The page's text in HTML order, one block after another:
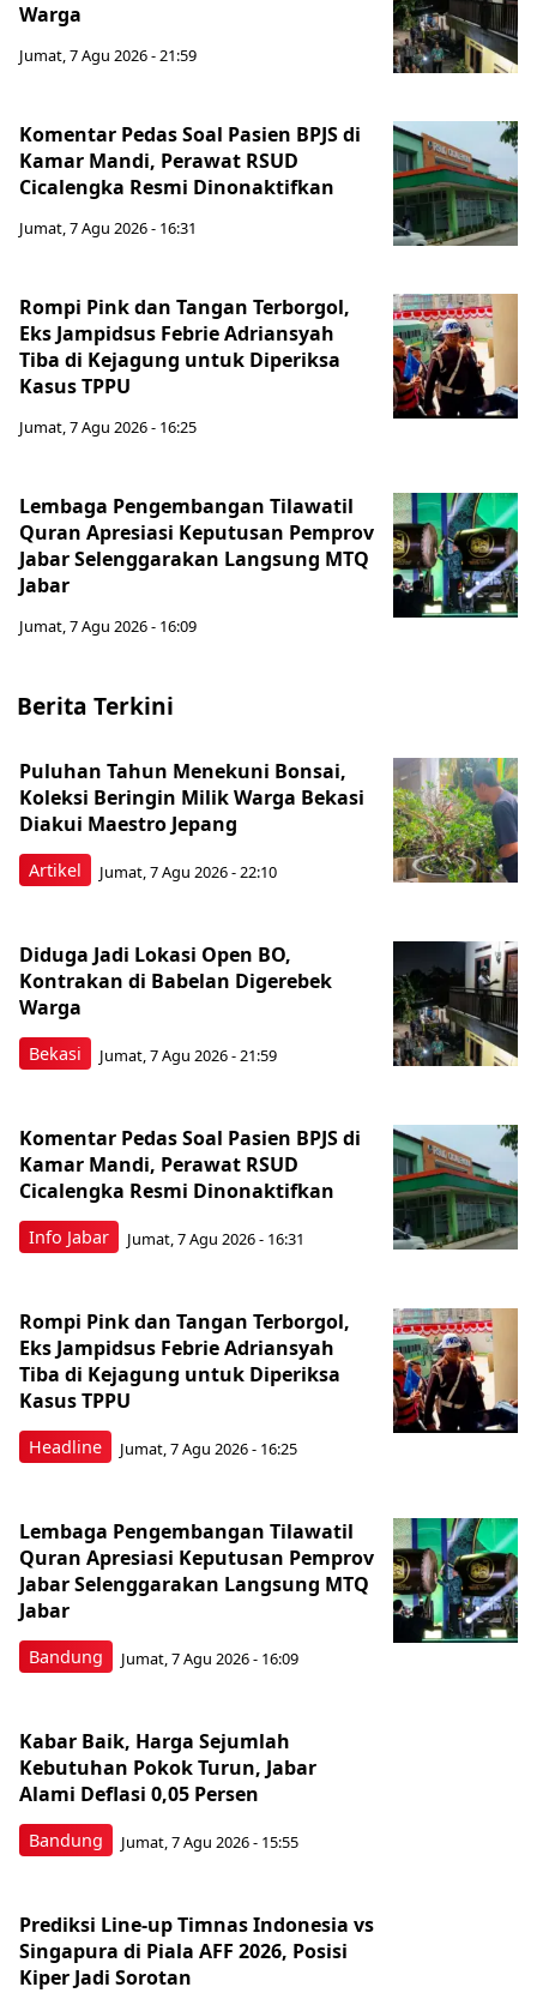
Warga
Jumat, 7 Agu 2026 - 21:59
Komentar Pedas Soal Pasien BPJS di
Kamar Mandi, Perawat RSUD
Cicalengka Resmi Dinonaktifkan
Jumat, 7 Agu 2026 - 16:31
Rompi Pink dan Tangan Terborgol,
Eks Jampidsus Febrie Adriansyah
Tiba di Kejagung untuk Diperiksa
Kasus TPPU
Jumat, 7 Agu 2026 - 16:25
Lembaga Pengembangan Tilawatil
Quran Apresiasi Keputusan Pemprov
Jabar Selenggarakan Langsung MTQ
Jabar
Jumat, 7 Agu 2026 - 16:09
Berita Terkini
Artikel
Puluhan Tahun Menekuni Bonsai,
Koleksi Beringin Milik Warga Bekasi
Diakui Maestro Jepang
Jumat, 7 Agu 2026 - 22:10
Bekasi
Diduga Jadi Lokasi Open BO,
Kontrakan di Babelan Digerebek
Warga
Jumat, 7 Agu 2026 - 21:59
Info Jabar
Komentar Pedas Soal Pasien BPJS di
Kamar Mandi, Perawat RSUD
Cicalengka Resmi Dinonaktifkan
Jumat, 7 Agu 2026 - 16:31
Headline
Rompi Pink dan Tangan Terborgol,
Eks Jampidsus Febrie Adriansyah
Tiba di Kejagung untuk Diperiksa
Kasus TPPU
Jumat, 7 Agu 2026 - 16:25
Bandung
Lembaga Pengembangan Tilawatil
Quran Apresiasi Keputusan Pemprov
Jabar Selenggarakan Langsung MTQ
Jabar
Jumat, 7 Agu 2026 - 16:09
Bandung
Kabar Baik, Harga Sejumlah
Kebutuhan Pokok Turun, Jabar
Alami Deflasi 0,05 Persen
Jumat, 7 Agu 2026 - 15:55
Prediksi Line-up Timnas Indonesia vs
Singapura di Piala AFF 2026, Posisi
Kiper Jadi Sorotan